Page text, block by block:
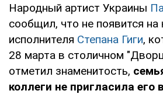
Народный артист Украины
сообщил, что не появится на
исполнителя Степана Гиги,
28 марта в столичном
отметил знаменитость,
коллеги не пригласила его